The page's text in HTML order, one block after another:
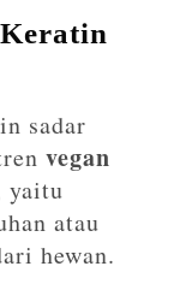
sadar
vegan
yaitu
atau
hewan.